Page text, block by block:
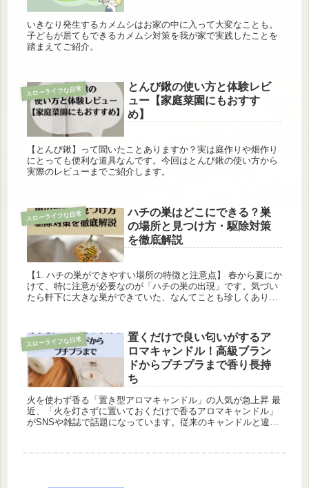
いきなり発生するカメムシはお家の中に入って大変なことも。
子どもが居てもできるカメムシ対策を我が家で実践したことを
踏まえてご紹介。
スローライフな日常
とんび鍬の使い方と体験レビ
ュー【家庭菜園にもおすす
め】
【とんび鍬】って聞いたことありますか？実は庭作りや畑作り
にとっても便利な道具なんです。今回はとんび鍬の使い方から
実際のレビューまでご紹介します。
スローライフな日常
ハチの巣はどこにできる？巣
の場所と見つけ方・駆除対策
を徹底解説
【1. ハチの巣ができやすい場所の特徴と注意点】 春から夏にか
けて、特に注意が必要なのが「ハチの巣の出現」です。気づい
たら軒下に大きな巣ができていた、なんてことも珍しくありま
スローライフな日常
置くだけで良い匂いがするア
ロマキャンドル！高級ブラン
ドからプチプラまで香り長持
ち
火を使わず香る「置き型アロマキャンドル」の人気が急上昇 最
近、「火を灯さずに置いておくだけで香るアロマキャンドル」
がSNSや雑誌で話題になっています。従来のキャンドルと違